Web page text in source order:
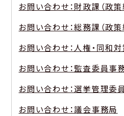
お問い合わせ：財政課（政策
お問い合わせ：総務課（政策
お問い合わせ：人権・同和対
お問い合わせ：監査委員事
お問い合わせ：選挙管理委
お問い合わせ：議会事務局